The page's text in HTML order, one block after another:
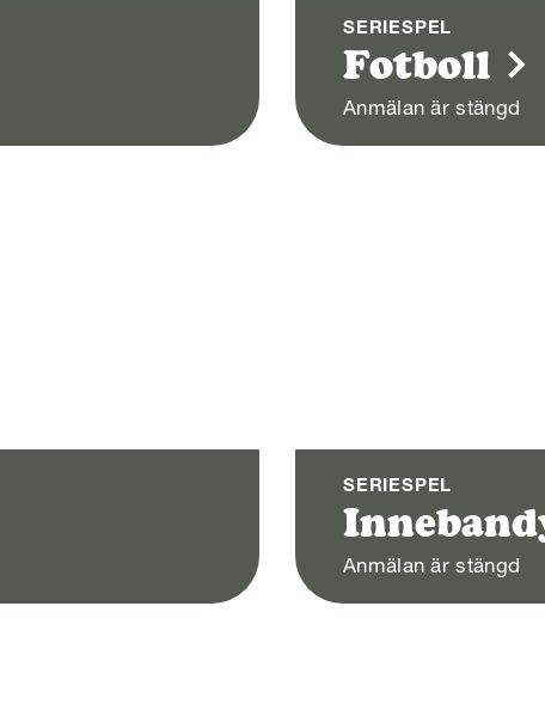
SERIESPEL
Fotboll
Anmälan är stängd
SERIESPEL
Anmälan är stängd